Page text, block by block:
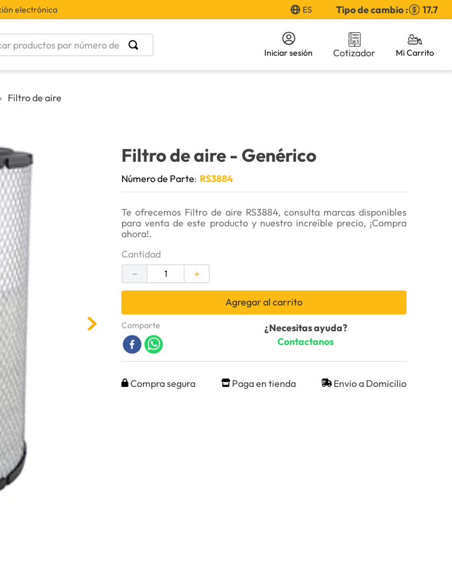
electrónica ES Tipo de cambio : 17.7
productos por número de parte
Iniciar sesión Cotizador
Filtro de aire
Filtro de aire- Genérico
Número de Parte: RS3884
Te ofrecemos Filtro de aire RS3884, consulta marcas disponibles
para venta de este producto y nuestro increíble precio, ¡Compra
ahora!.
Cantidad
＋
－
Agregar al carrito
Comparte
¿Necesitas ayuda?
Contactanos
Compra segura Paga en tienda Envio a Domicilio